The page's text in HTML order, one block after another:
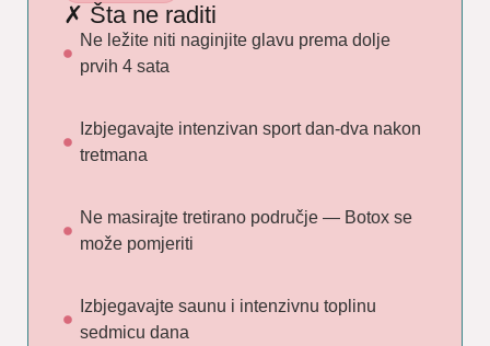
✗ Šta ne raditi
Ne ležite niti naginjite glavu prema dolje
prvih 4 sata
Izbjegavajte intenzivan sport dan-dva nakon
tretmana
Ne masirajte tretirano područje — Botox se
može pomjeriti
Izbjegavajte saunu i intenzivnu toplinu
sedmicu dana